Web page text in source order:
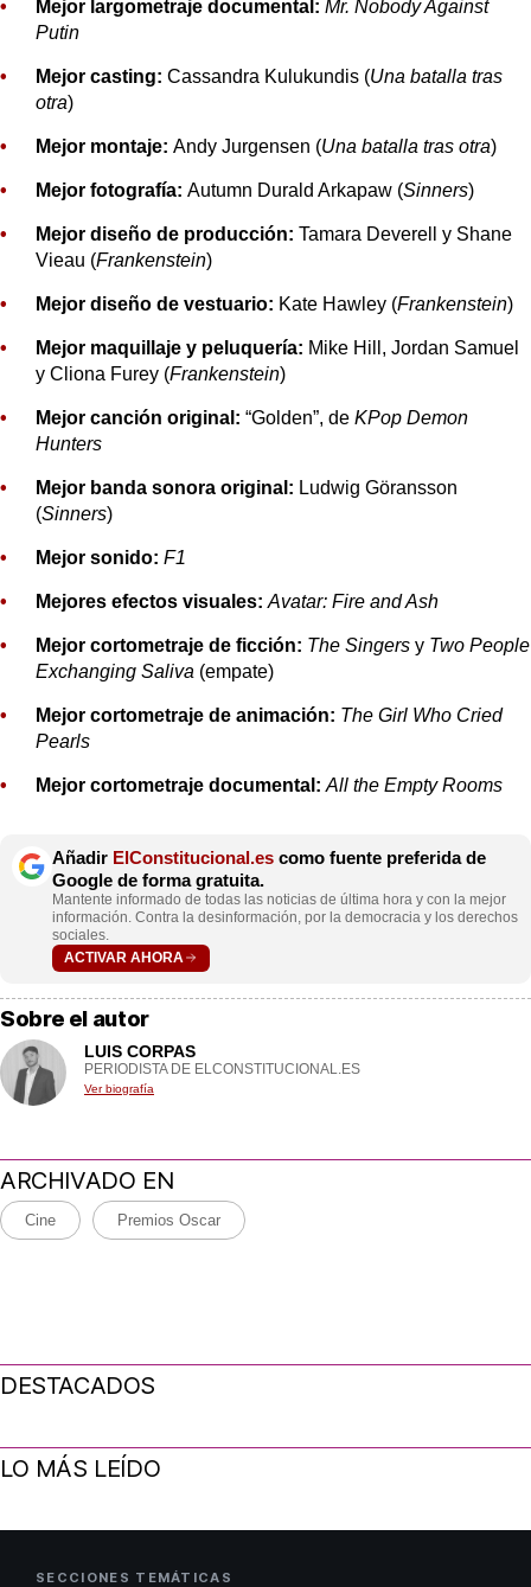
Mejor largometraje documental: Mr. Nobody Against
Putin
Mejor casting: Cassandra Kulukundis (Una batalla tras
otra)
Mejor montaje: Andy Jurgensen (Una batalla tras otra)
Mejor fotografía: Autumn Durald Arkapaw (Sinners)
Mejor diseño de producción: Tamara Deverell y Shane
Vieau (Frankenstein)
Mejor diseño de vestuario: Kate Hawley (Frankenstein)
Mejor maquillaje y peluquería: Mike Hill, Jordan Samuel
y Cliona Furey (Frankenstein)
Mejor canción original: “Golden”, de KPop Demon
Hunters
Mejor banda sonora original: Ludwig Göransson
(Sinners)
Mejor sonido: F1
Mejores efectos visuales: Avatar: Fire and Ash
Mejor cortometraje de ficción: The Singers y Two People
Exchanging Saliva (empate)
Mejor cortometraje de animación: The Girl Who Cried
Pearls
Mejor cortometraje documental: All the Empty Rooms
Añadir ElConstitucional.es como fuente preferida de
Google de forma gratuita.
Mantente informado de todas las noticias de última hora y con la mejor
información. Contra la desinformación, por la democracia y los derechos
sociales.
ACTIVAR AHORA
Sobre el autor
LUIS CORPAS
PERIODISTA DE ELCONSTITUCIONAL.ES
Ver biografía
ARCHIVADO EN
Cine Premios Oscar
DESTACADOS
LO MÁS LEÍDO
SECCIONES TEMÁTICAS